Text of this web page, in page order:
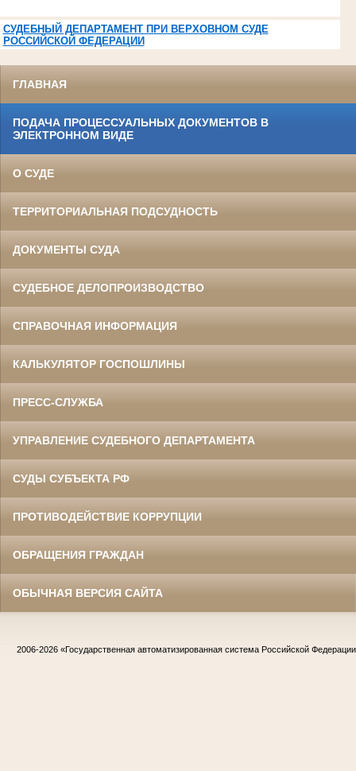
СУДЕБНЫЙ ДЕПАРТАМЕНТ ПРИ ВЕРХОВНОМ СУДЕ
РОССИЙСКОЙ ФЕДЕРАЦИИ
ГЛАВНАЯ
ПОДАЧА ПРОЦЕССУАЛЬНЫХ ДОКУМЕНТОВ В
ЭЛЕКТРОННОМ ВИДЕ
О СУДЕ
ТЕРРИТОРИАЛЬНАЯ ПОДСУДНОСТЬ
ДОКУМЕНТЫ СУДА
СУДЕБНОЕ ДЕЛОПРОИЗВОДСТВО
СПРАВОЧНАЯ ИНФОРМАЦИЯ
КАЛЬКУЛЯТОР ГОСПОШЛИНЫ
ПРЕСС-СЛУЖБА
УПРАВЛЕНИЕ СУДЕБНОГО ДЕПАРТАМЕНТА
СУДЫ СУБЪЕКТА РФ
ПРОТИВОДЕЙСТВИЕ КОРРУПЦИИ
ОБРАЩЕНИЯ ГРАЖДАН
ОБЫЧНАЯ ВЕРСИЯ САЙТА
2006-2026 «Государственная автоматизированная система Российской